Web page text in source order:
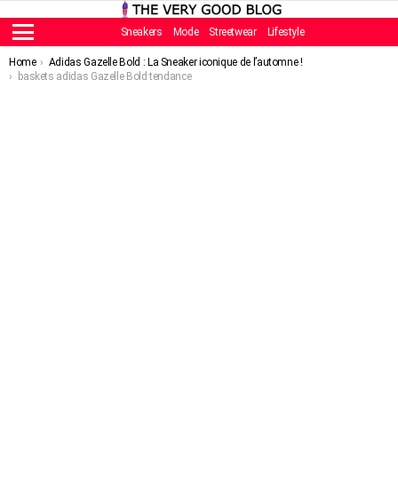
Menu
Sneakers Mode Streetwear Lifestyle
You are here:
Home
Adidas Gazelle Bold : La Sneaker iconique de l’automne !
baskets adidas Gazelle Bold tendance